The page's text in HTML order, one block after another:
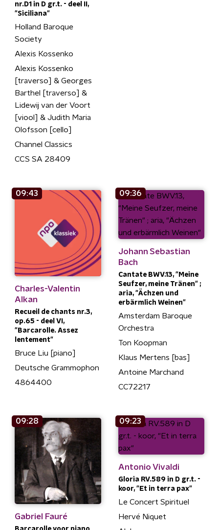
nr.D1 in D gr.t. - deel II,
"Siciliana"
Holland Baroque
Society
Alexis Kossenko
Alexis Kossenko
[traverso] & Georges
Barthel [traverso] &
Lidewij van der Voort
[viool] & Judith Maria
Olofsson [cello]
Channel Classics
CCS SA 28409
09:43
Charles-Valentin
Alkan
Recueil de chants nr.3,
op.65 - deel VI,
"Barcarolle. Assez
lentement"
Bruce Liu [piano]
Deutsche Grammophon
4864400
09:36
Johann Sebastian
Bach
Cantate BWV.13, "Meine
Seufzer, meine Tränen" ;
aria, "Ächzen und
erbärmlich Weinen"
Amsterdam Baroque
Orchestra
Ton Koopman
Klaus Mertens [bas]
Antoine Marchand
CC72217
09:28
Gabriel Fauré
09:23
Antonio Vivaldi
Gloria RV.589 in D gr.t. -
koor, "Et in terra pax"
Le Concert Spirituel
Hervé Niquet